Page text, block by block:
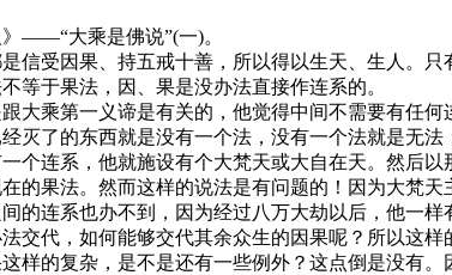
——“大乘是佛说”(一)。
受因果、持五戒十善，所以得以生天、生人。只
等于果法，因、果是没办法直接作连系的。
乘第一义谛是有关的，他觉得中间不需要有任何
灭了的东西就是没有一个法，没有一个法就是无
连系，他就施设有个大梵天或大自在天。然后以
的果法。然而这样的说法是有问题的！因为大梵
的连系也办不到，因为经过八万大劫以后，他一
交代，如何能够交代其余众生的因果呢？所以这样
的复杂，是不是还有一些例外？这点倒是没有。